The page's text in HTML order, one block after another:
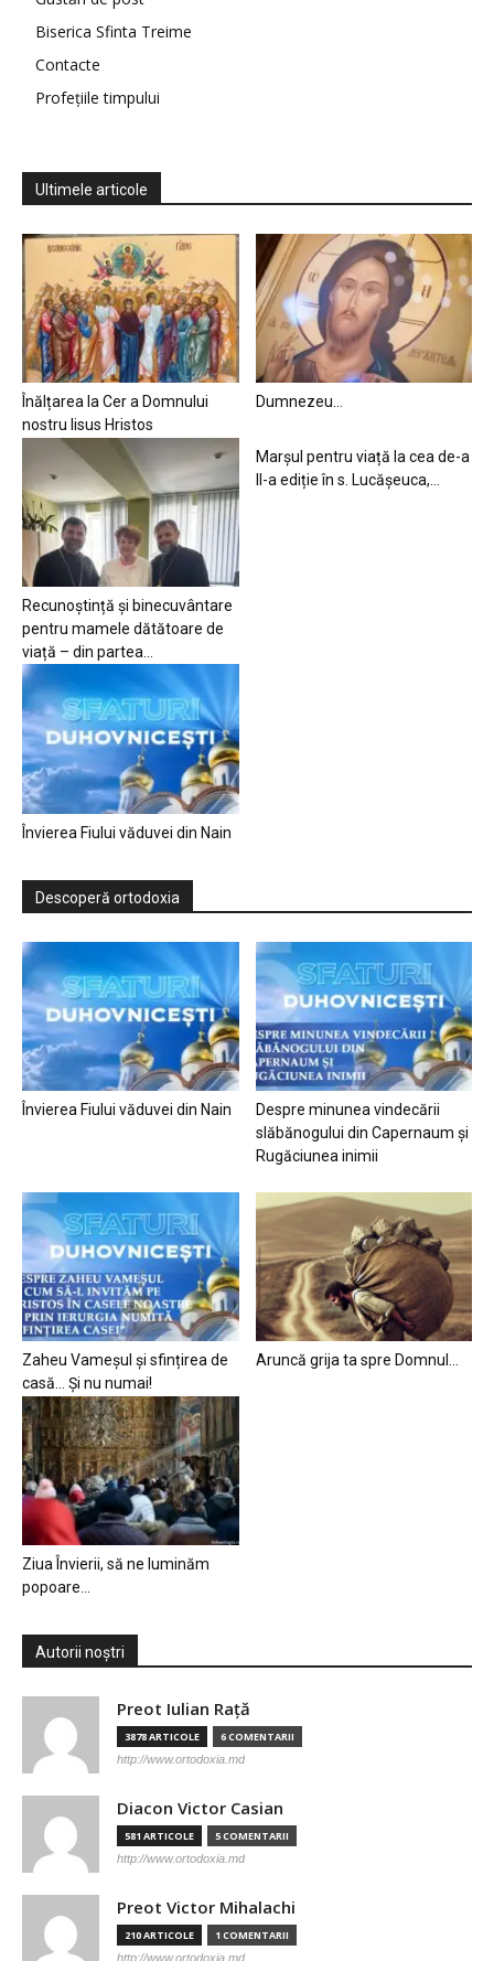
Biserica Sfinta Treime
Contacte
Profețiile timpului
Ultimele articole
Înălțarea la Cer a Domnului
nostru Iisus Hristos
Dumnezeu…
Recunoștință și binecuvântare
pentru mamele dătătoare de
viață – din partea...
Marșul pentru viață la cea de-a
II-a ediție în s. Lucășeuca,...
Învierea Fiului văduvei din Nain
Descoperă ortodoxia
Învierea Fiului văduvei din Nain
Despre minunea vindecării
slăbănogului din Capernaum și
Rugăciunea inimii
Zaheu Vameșul și sfințirea de
casă… Și nu numai!
Aruncă grija ta spre Domnul…
Ziua Învierii, să ne luminăm
popoare…
Autorii noștri
Preot Iulian Raţă
3878 ARTICOLE 6 COMENTARII
http://www.ortodoxia.md
Diacon Victor Casian
581 ARTICOLE 5 COMENTARII
http://www.ortodoxia.md
Preot Victor Mihalachi
210 ARTICOLE 1 COMENTARII
http://www.ortodoxia.md